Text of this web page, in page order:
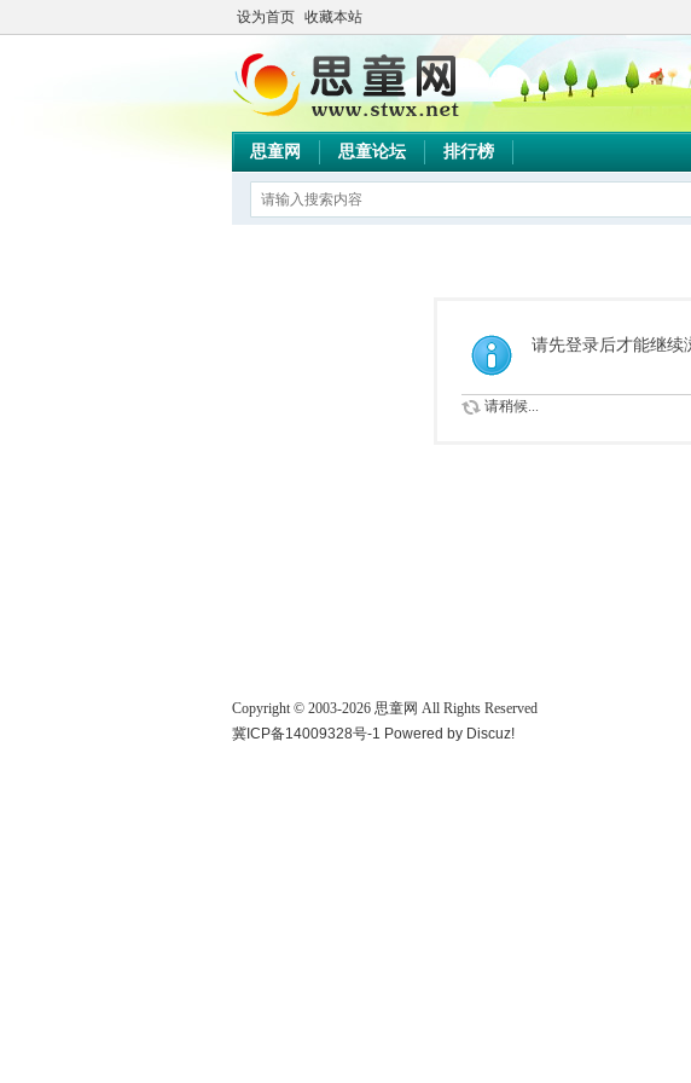
设为首页 收藏本站
思童网 思童论坛 排行榜
请先登录后才能继续
请稍候...
Copyright © 2003-2026 思童网 All Rights Reserved
冀ICP备14009328号-1 Powered by Discuz!